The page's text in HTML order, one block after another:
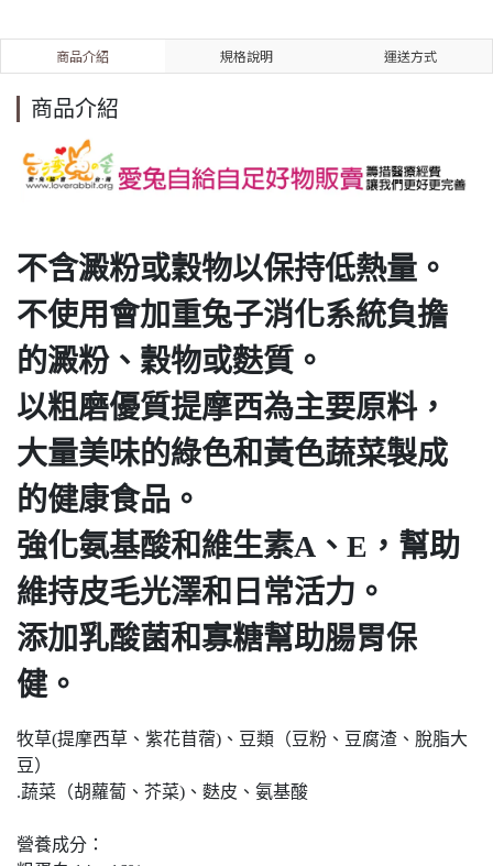
商品介紹 規格說明 運送方式
商品介紹
不含澱粉或穀物以保持低熱量。
不使用會加重兔子消化系統負擔
的澱粉、穀物或麩質。
以粗磨優質提摩西為主要原料，
大量美味的綠色和黃色蔬菜製成
的健康食品。
強化氨基酸和維生素A、E，幫助
維持皮毛光澤和日常活力。
添加乳酸菌和寡糖幫助腸胃保
健。
牧草(提摩西草、紫花苜蓿)、豆類（豆粉、豆腐渣、脫脂大
豆）
.蔬菜（胡蘿蔔、芥菜)、麩皮、氨基酸
營養成分：